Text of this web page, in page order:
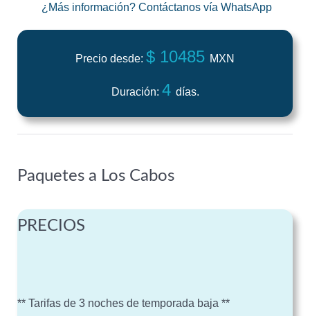
¿Más información? Contáctanos vía WhatsApp
Precio desde: $ 10485 MXN
Duración: 4 días.
Paquetes a Los Cabos
PRECIOS
** Tarifas de 3 noches de temporada baja **